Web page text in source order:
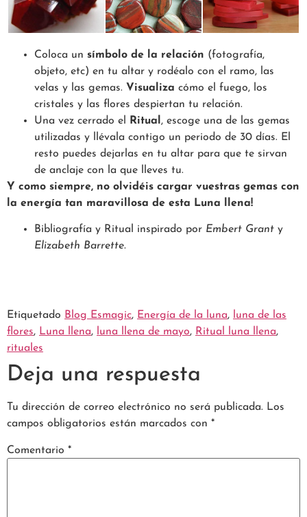
Coloca un símbolo de la relación (fotografía,
objeto, etc) en tu altar y rodéalo con el ramo, las
velas y las gemas. Visualiza cómo el fuego, los
cristales y las flores despiertan tu relación.
Una vez cerrado el
Ritual , escoge una de las gemas
utilizadas y llévala contigo un periodo de 30 días. El
resto puedes dejarlas en tu altar para que te sirvan
de anclaje con la que lleves tu.
Y como siempre, no olvidéis cargar vuestras gemas con
la energía tan maravillosa de esta Luna llena!
Bibliografía y Ritual inspirado por Embert Grant y
Elizabeth Barrette.
Etiquetado Blog Esmagic, Energía de la luna,
luna de las
flores, Luna llena, luna llena de mayo, Ritual luna llena,
rituales
Deja una respuesta
Tu dirección de correo electrónico no será publicada. Los
campos obligatorios están marcados con *
Comentario *